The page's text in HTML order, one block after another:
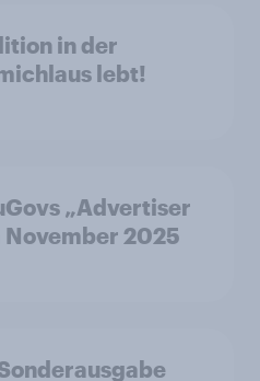
in der
lebt!
„Advertiser
November 2025